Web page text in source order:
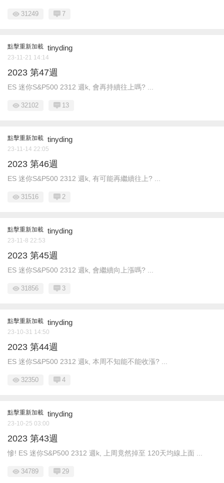
31249 7
點擊重新加載 tinyding
23-11-21 14:14
2023 第47週
ES 迷你S&P500 2312 週k, 會再持續往上嗎? ...
32102 13
點擊重新加載 tinyding
23-11-14 22:05
2023 第46週
ES 迷你S&P500 2312 週k, 有可能再繼續往上? ...
31516 2
點擊重新加載 tinyding
23-11-8 22:53
2023 第45週
ES 迷你S&P500 2312 週k, 會繼續向上漲嗎? ...
31856 3
點擊重新加載 tinyding
23-10-31 14:50
2023 第44週
ES 迷你S&P500 2312 週k, 本周不知能不能收漲? ...
32350 4
點擊重新加載 tinyding
23-10-25 03:00
2023 第43週
慘! ES 迷你S&P500 2312 週k, 上周竟然掉至 120天均線上面 ...
34789 29